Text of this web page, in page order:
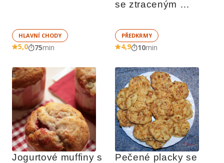
HLAVNÍ CHODY
5,0 75min
se ztraceným
PŘEDKRMY
4,9 10min
Jogurtové muffiny s
Pečené placky se